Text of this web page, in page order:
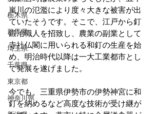
栃木県
群馬県
埼玉県
千葉県
東京都
神奈川県
嵐川の氾濫により度々大きな被害が出
ていたそうです。そこで、江戸から釘
鍛冶職人を招致し、農業の副業として
寺社仏閣に用いられる和釘の生産を始
め、明治時代以降は一大工業都市とし
て発展を遂げました。
今でも、三重県伊勢市の伊勢神宮に和
釘を納めるなど高度な技術が受け継が